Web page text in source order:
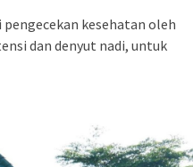
kesehatan oleh
dan denyut nadi, untuk